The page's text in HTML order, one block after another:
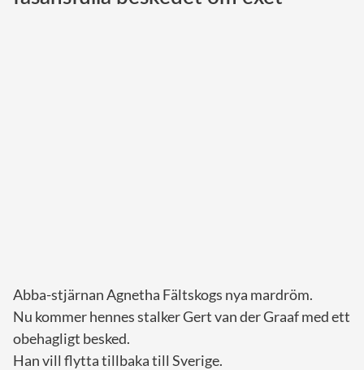
Monacos furstehus
Abba-stjärnan Agnetha Fältskogs nya mardröm.
Nu kommer hennes stalker Gert van der Graaf med ett
obehagligt besked.
Han vill flytta tillbaka till Sverige.